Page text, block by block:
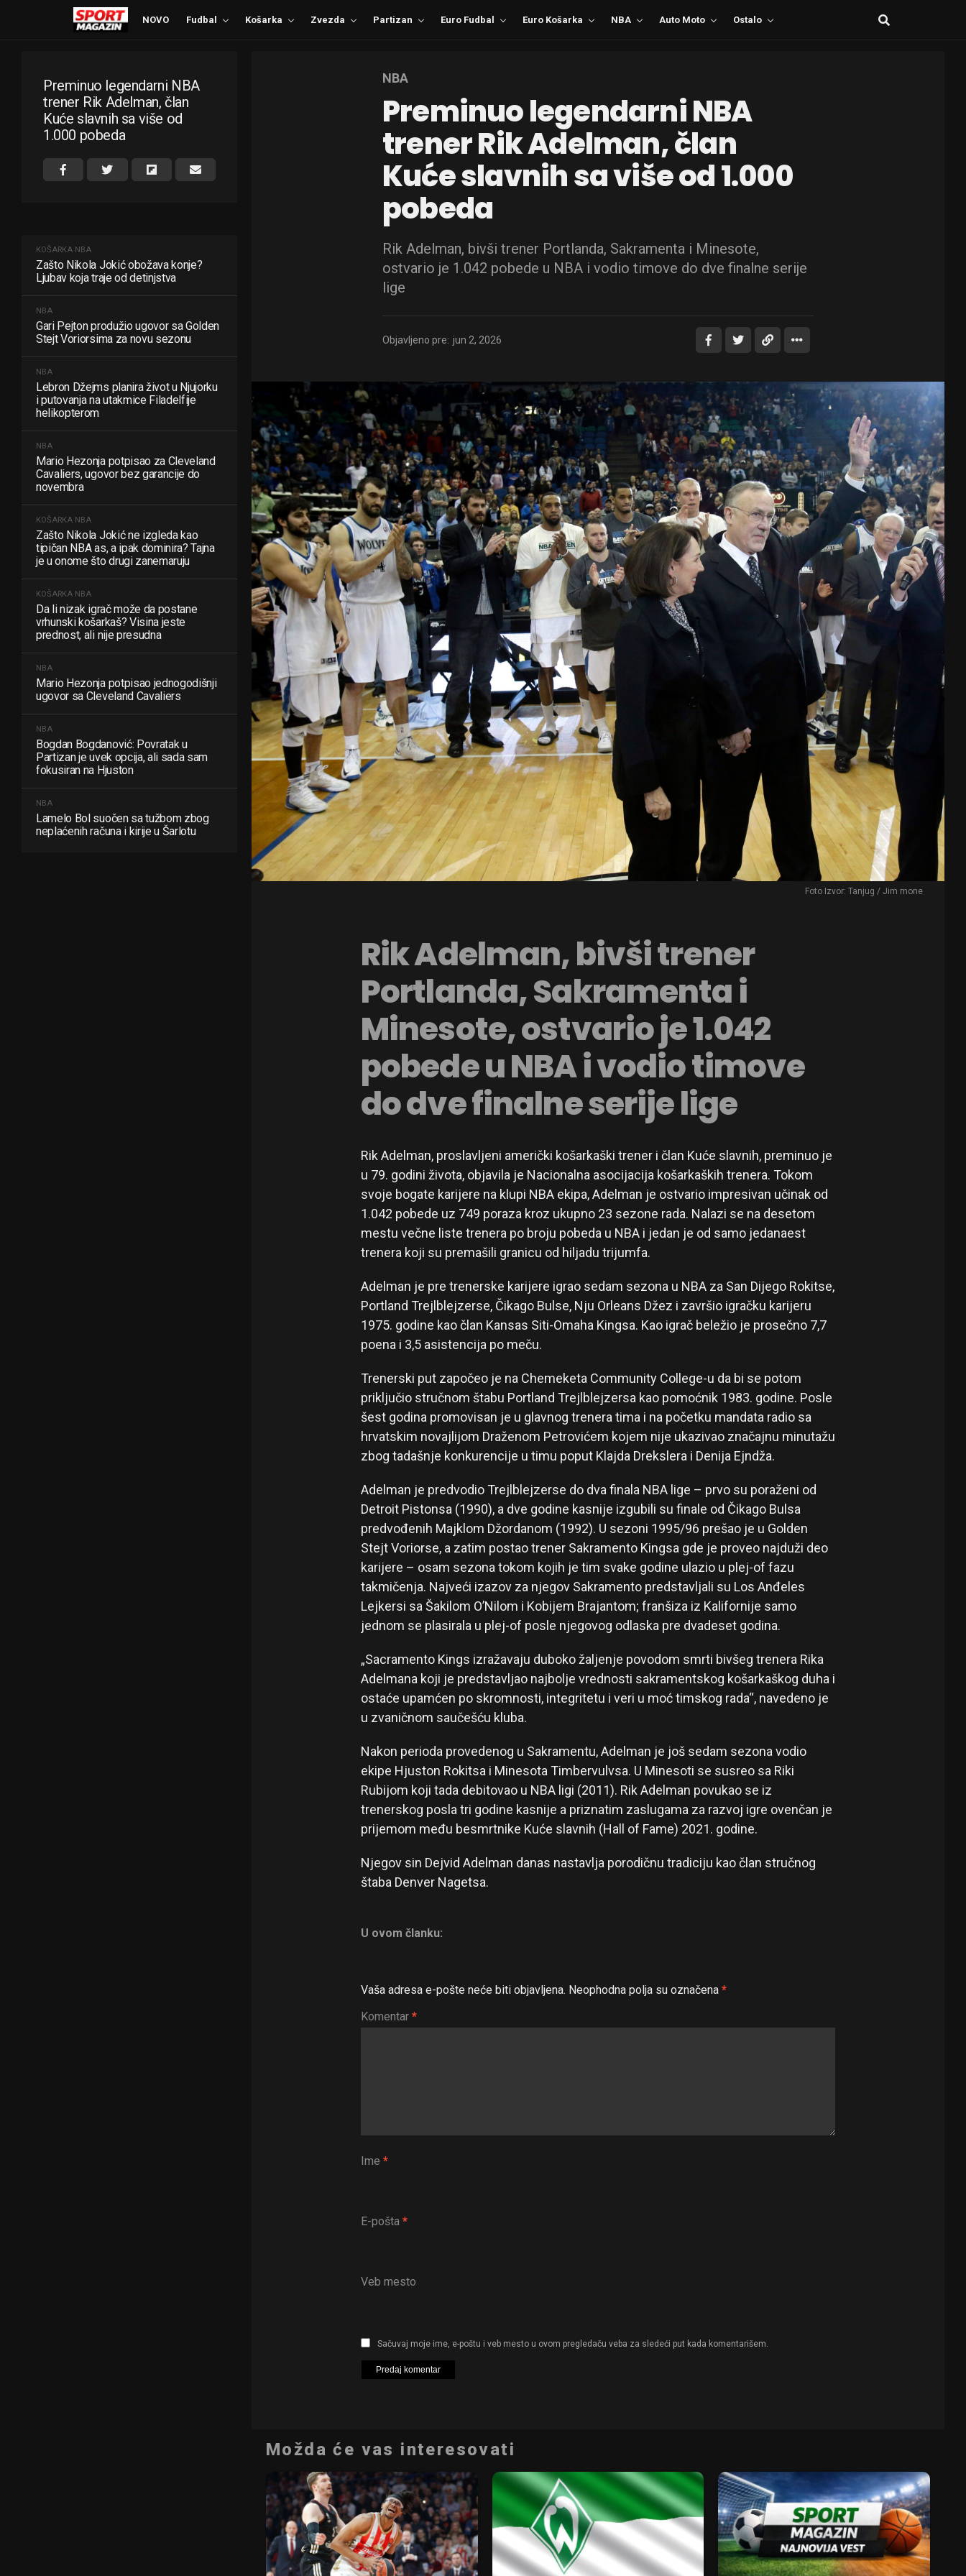
NOVO Fudbal Košarka Zvezda Partizan Euro Fudbal Euro Košarka NBA Auto Moto Ostalo
Preminuo legendarni NBA
trener Rik Adelman, član
Kuće slavnih sa više od
1.000 pobeda
KOŠARKA NBA
Zašto Nikola Jokić obožava konje?
Ljubav koja traje od detinjstva
NBA
Gari Pejton produžio ugovor sa Golden
Stejt Voriorsima za novu sezonu
NBA
Lebron Džejms planira život u Njujorku
i putovanja na utakmice Filadelfije
helikopterom
NBA
Mario Hezonja potpisao za Cleveland
Cavaliers, ugovor bez garancije do
novembra
KOŠARKA NBA
Zašto Nikola Jokić ne izgleda kao
tipičan NBA as, a ipak dominira? Tajna
je u onome što drugi zanemaruju
KOŠARKA NBA
Da li nizak igrač može da postane
vrhunski košarkaš? Visina jeste
prednost, ali nije presudna
NBA
Mario Hezonja potpisao jednogodišnji
ugovor sa Cleveland Cavaliers
NBA
Bogdan Bogdanović: Povratak u
Partizan je uvek opcija, ali sada sam
fokusiran na Hjuston
NBA
Lamelo Bol suočen sa tužbom zbog
neplaćenih računa i kirije u Šarlotu
NBA
Preminuo legendarni NBA
trener Rik Adelman, član
Kuće slavnih sa više od 1.000
pobeda
Rik Adelman, bivši trener Portlanda, Sakramenta i Minesote,
ostvario je 1.042 pobede u NBA i vodio timove do dve finalne serije
lige
Objavljeno pre: jun 2, 2026
Foto Izvor: Tanjug / Jim mone
Rik Adelman, bivši trener
Portlanda, Sakramenta i
Minesote, ostvario je 1.042
pobede u NBA i vodio timove
do dve finalne serije lige
Rik Adelman, proslavljeni američki košarkaški trener i član Kuće slavnih, preminuo je
u 79. godini života, objavila je Nacionalna asocijacija košarkaških trenera. Tokom
svoje bogate karijere na klupi NBA ekipa, Adelman je ostvario impresivan učinak od
1.042 pobede uz 749 poraza kroz ukupno 23 sezone rada. Nalazi se na desetom
mestu večne liste trenera po broju pobeda u NBA i jedan je od samo jedanaest
trenera koji su premašili granicu od hiljadu trijumfa.
Adelman je pre trenerske karijere igrao sedam sezona u NBA za San Dijego Rokitse,
Portland Trejlblejzerse, Čikago Bulse, Nju Orleans Džez i završio igračku karijeru
1975. godine kao član Kansas Siti-Omaha Kingsa. Kao igrač beležio je prosečno 7,7
poena i 3,5 asistencija po meču.
Trenerski put započeo je na Chemeketa Community College-u da bi se potom
priključio stručnom štabu Portland Trejlblejzersa kao pomoćnik 1983. godine. Posle
šest godina promovisan je u glavnog trenera tima i na početku mandata radio sa
hrvatskim novajlijom Draženom Petrovićem kojem nije ukazivao značajnu minutažu
zbog tadašnje konkurencije u timu poput Klajda Drekslera i Denija Ejndža.
Adelman je predvodio Trejlblejzerse do dva finala NBA lige – prvo su poraženi od
Detroit Pistonsa (1990), a dve godine kasnije izgubili su finale od Čikago Bulsa
predvođenih Majklom Džordanom (1992). U sezoni 1995/96 prešao je u Golden
Stejt Voriorse, a zatim postao trener Sakramento Kingsa gde je proveo najduži deo
karijere – osam sezona tokom kojih je tim svake godine ulazio u plej-of fazu
takmičenja. Najveći izazov za njegov Sakramento predstavljali su Los Anđeles
Lejkersi sa Šakilom O’Nilom i Kobijem Brajantom; franšiza iz Kalifornije samo
jednom se plasirala u plej-of posle njegovog odlaska pre dvadeset godina.
„Sacramento Kings izražavaju duboko žaljenje povodom smrti bivšeg trenera Rika
Adelmana koji je predstavljao najbolje vrednosti sakramentskog košarkaškog duha i
ostaće upamćen po skromnosti, integritetu i veri u moć timskog rada“, navedeno je
u zvaničnom saučešću kluba.
Nakon perioda provedenog u Sakramentu, Adelman je još sedam sezona vodio
ekipe Hjuston Rokitsa i Minesota Timbervulvsa. U Minesoti se susreo sa Riki
Rubijom koji tada debitovao u NBA ligi (2011). Rik Adelman povukao se iz
trenerskog posla tri godine kasnije a priznatim zaslugama za razvoj igre ovenčan je
prijemom među besmrtnike Kuće slavnih (Hall of Fame) 2021. godine.
Njegov sin Dejvid Adelman danas nastavlja porodičnu tradiciju kao član stručnog
štaba Denver Nagetsa.
U ovom članku:
Vaša adresa e-pošte neće biti objavljena. Neophodna polja su označena *
Komentar *
Ime *
E-pošta *
Veb mesto
Sačuvaj moje ime, e-poštu i veb mesto u ovom pregledaču veba za sledeći put kada komentarišem.
Možda će vas interesovati